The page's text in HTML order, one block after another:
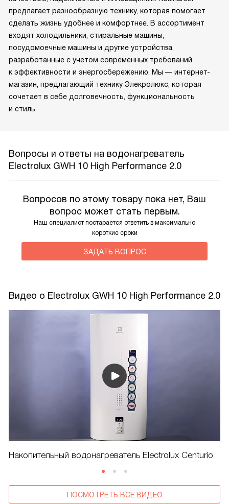
предлагает разнообразную технику, которая помогает
сделать жизнь удобнее и комфортнее. В ассортимент
входят холодильники, стиральные машины,
посудомоечные машины и другие устройства,
разработанные с учетом современных требований
к эффективности и энергосбережению. Мы — интернет-
магазин, предлагающий технику Элекролюкс, которая
сочетает в себе долговечность, функциональность
и стиль.
Вопросы и ответы на водонагреватель
Electrolux GWH 10 High Performance 2.0
Вопросов по этому товару пока нет, Ваш
вопрос может стать первым.
Наш специалист постарается ответить в максимально
короткие сроки
ЗАДАТЬ ВОПРОС
Видео о Electrolux GWH 10 High Performance 2.0
Накопительный водонагреватель Electrolux Centurio
ПОСМОТРЕТЬ ВСЕ ВИДЕО